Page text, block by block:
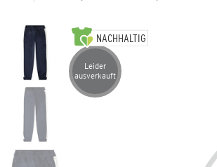
NACHHALTIG
Artikel leider ausverkauft
Leider
ausverkauft